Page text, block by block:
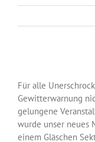
grösseres
Bild
Für alle
Gewitterwarnung
gelungene
wurde unser neues
einem Gläschen